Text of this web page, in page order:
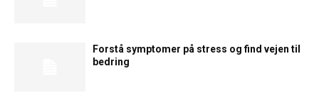
Forstå symptomer på stress og find vejen til
bedring